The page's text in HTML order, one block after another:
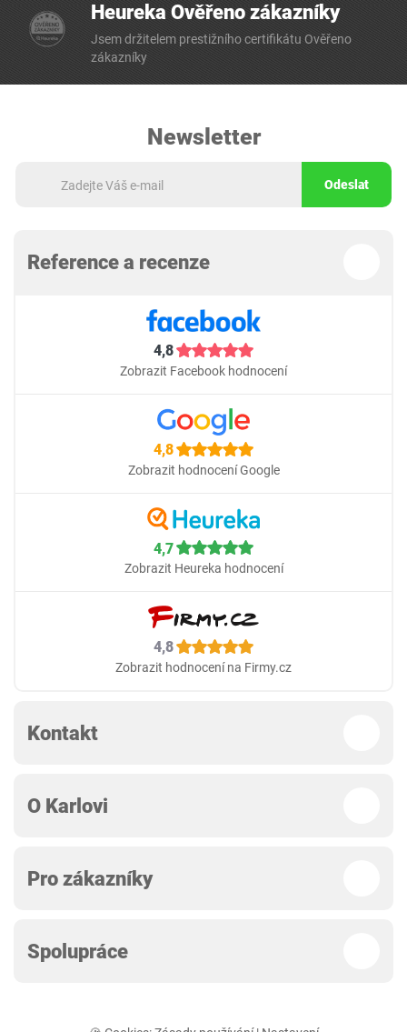
Heureka Ověřeno zákazníky
Jsem držitelem prestižního certifikátu Ověřeno
zákazníky
Newsletter
Odeslat
Reference a recenze
4,8
Zobrazit Facebook hodnocení
4,8
Zobrazit hodnocení Google
4,7
Zobrazit Heureka hodnocení
4,8
Zobrazit hodnocení na Firmy.cz
Kontakt
O Karlovi
Pro zákazníky
Spolupráce